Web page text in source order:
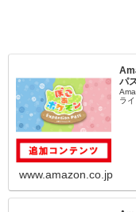
パ
ラ
www.amazon.co.jp